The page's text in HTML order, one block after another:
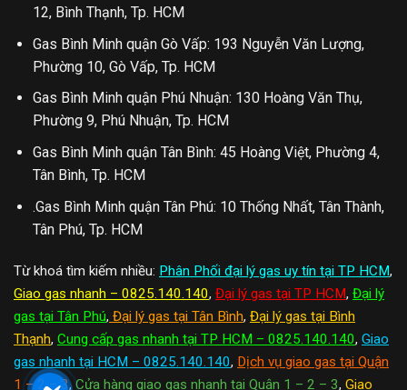
12, Bình Thạnh, Tp. HCM
Gas Bình Minh quận Gò Vấp: 193 Nguyễn Văn Lượng,
Phường 10, Gò Vấp, Tp. HCM
Gas Bình Minh quận Phú Nhuận: 130 Hoàng Văn Thụ,
Phường 9, Phú Nhuận, Tp. HCM
Gas Bình Minh quận Tân Bình: 45 Hoàng Việt, Phường 4,
Tân Bình, Tp. HCM
.Gas Bình Minh quận Tân Phú: 10 Thống Nhất, Tân Thành,
Tân Phú, Tp. HCM
Từ khoá tìm kiếm nhiều: Phân Phối đại lý gas uy tín tại TP HCM,
Giao gas nhanh – 0825.140.140, Đại lý gas tại TP HCM, Đại lý
gas tại Tân Phú, Đại lý gas tại Tân Bình, Đại lý gas tại Bình
Thạnh, Cung cấp gas nhanh tại TP HCM – 0825.140.140, Giao
gas nhanh tại HCM – 0825.140.140, Dịch vụ giao gas tại Quận
1 – 2 – 3,Cửa hàng giao gas nhanh tại Quận 1 – 2 – 3, Giao